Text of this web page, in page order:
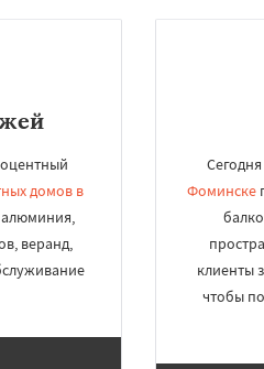
домов в
алюминия,
веранд,
Сегодня
Фоминске
клиенты
чтобы